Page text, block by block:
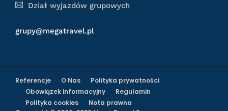
Dział wyjazdów grupowych
grupy@megatravel.pl
Referencje O Nas
Polityka prywatności
Obowiązek informacyjny
Regulamin
Polityka cookies
Nota prawna